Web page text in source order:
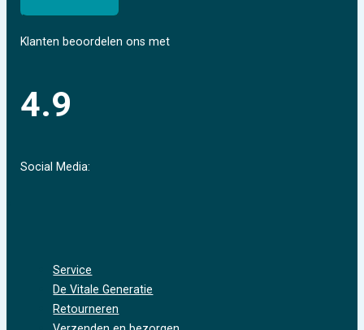
Klanten beoordelen ons met
4.9
Social Media:
Service
De Vitale Generatie
Retourneren